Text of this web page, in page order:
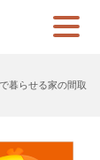
暮らせる家の間取